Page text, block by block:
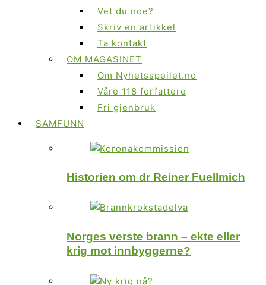
Vet du noe?
Skriv en artikkel
Ta kontakt
OM MAGASINET
Om Nyhetsspeilet.no
Våre 118 forfattere
Fri gjenbruk
SAMFUNN
Historien om dr Reiner Fuellmich
Norges verste brann – ekte eller
krig mot innbyggerne?